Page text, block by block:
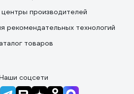
производителей
рекомендательных технологий
товаров
соцсети